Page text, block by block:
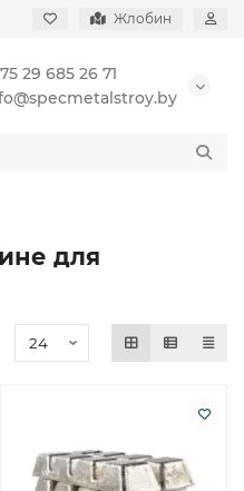
Жлобин
29 685 26 71
для